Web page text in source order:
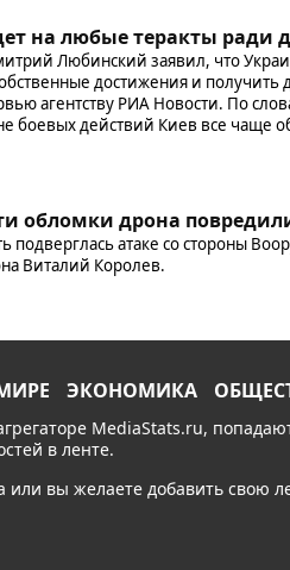
на любые теракты ради
Любинский заявил, что
достижения и
агентству РИА Новости. По
боевых действий Киев все чаще
обломки дрона
подверглась атаке со стороны
Виталий Королев.
ЭКОНОМИКА
MediaStats.ru,
в ленте.
или вы желаете добавить свою